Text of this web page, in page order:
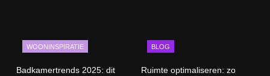
WOONINSPIRATIE
Badkamertrends 2025: dit
BLOG
Ruimte optimaliseren: zo